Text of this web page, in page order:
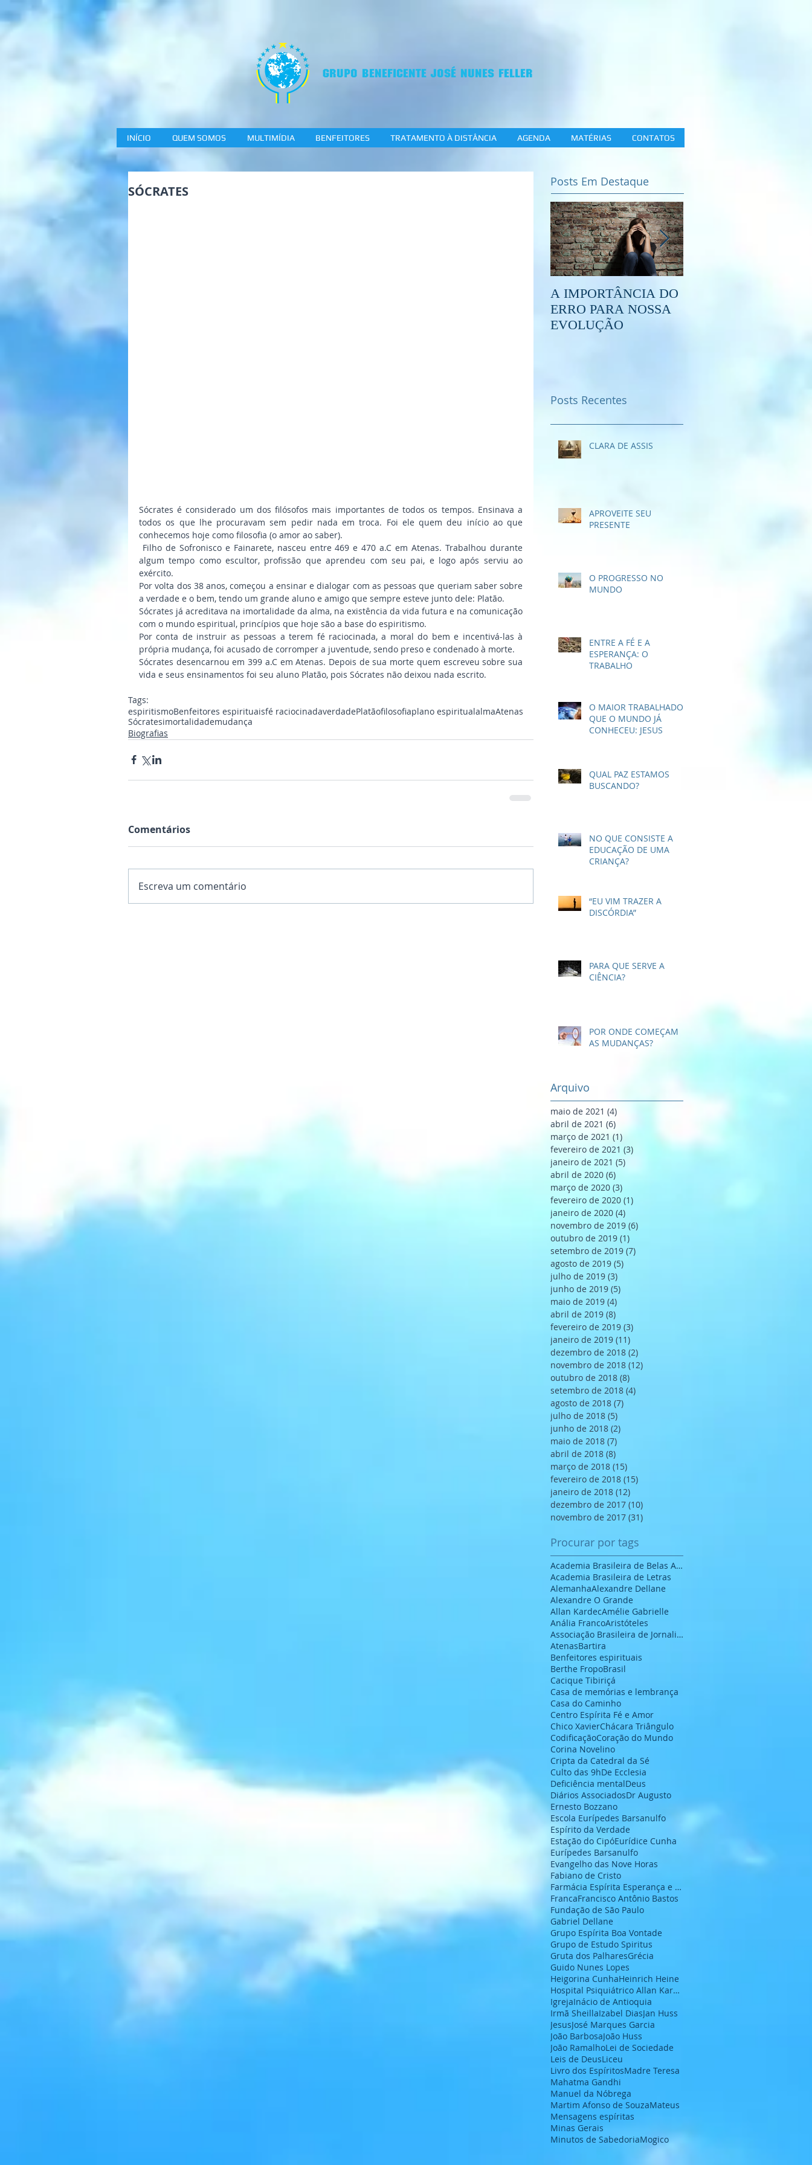
GRUPO BENEFICENTE JOSÉ NUNES FELLER
INÍCIO QUEM SOMOS MULTIMÍDIA BENFEITORES TRATAMENTO À DISTÂNCIA AGENDA MATÉRIAS CONTATOS
SÓCRATES
Sócrates é considerado um dos filósofos mais importantes de todos os tempos. Ensinava a
todos os que lhe procuravam sem pedir nada em troca. Foi ele quem deu início ao que
conhecemos hoje como filosofia (o amor ao saber).
algum tempo como escultor, profissão que aprendeu com seu pai, e logo após serviu ao
exército.
Por volta dos 38 anos, começou a ensinar e dialogar com as pessoas que queriam saber sobre
a verdade e o bem, tendo um grande aluno e amigo que sempre esteve junto dele: Platão.
Sócrates já acreditava na imortalidade da alma, na existência da vida futura e na comunicação
com o mundo espiritual, princípios que hoje são a base do espiritismo.
Por conta de instruir as pessoas a terem fé raciocinada, a moral do bem e incentivá-las à
própria mudança, foi acusado de corromper a juventude, sendo preso e condenado à morte.
Sócrates desencarnou em 399 a.C em Atenas. Depois de sua morte quem escreveu sobre sua
vida e seus ensinamentos foi seu aluno Platão, pois Sócrates não deixou nada escrito.
Tags:
espiritismoBenfeitores espirituaisfé raciocinadaverdadePlatãofilosofiaplano espiritualalmaAtenas
Sócratesimortalidademudança
Biografias
Comentários
Escreva um comentário
Posts Em Destaque
A IMPORTÂNCIA DO
ERRO PARA NOSSA
EVOLUÇÃO
Posts Recentes
CLARA DE ASSIS
APROVEITE SEU
PRESENTE
O PROGRESSO NO
MUNDO
ENTRE A FÉ E A
ESPERANÇA: O
TRABALHO
O MAIOR TRABALHADOR
QUE O MUNDO JÁ
CONHECEU: JESUS
QUAL PAZ ESTAMOS
BUSCANDO?
NO QUE CONSISTE A
EDUCAÇÃO DE UMA
CRIANÇA?
“EU VIM TRAZER A
DISCÓRDIA”
PARA QUE SERVE A
CIÊNCIA?
POR ONDE COMEÇAM
AS MUDANÇAS?
Arquivo
maio de 2021 (4)
abril de 2021 (6)
março de 2021 (1)
fevereiro de 2021 (3)
janeiro de 2021 (5)
abril de 2020 (6)
março de 2020 (3)
fevereiro de 2020 (1)
janeiro de 2020 (4)
novembro de 2019 (6)
outubro de 2019 (1)
setembro de 2019 (7)
agosto de 2019 (5)
julho de 2019 (3)
junho de 2019 (5)
maio de 2019 (4)
abril de 2019 (8)
fevereiro de 2019 (3)
janeiro de 2019 (11)
dezembro de 2018 (2)
novembro de 2018 (12)
outubro de 2018 (8)
setembro de 2018 (4)
agosto de 2018 (7)
julho de 2018 (5)
junho de 2018 (2)
maio de 2018 (7)
abril de 2018 (8)
março de 2018 (15)
fevereiro de 2018 (15)
janeiro de 2018 (12)
dezembro de 2017 (10)
novembro de 2017 (31)
Procurar por tags
Academia Brasileira de Belas Artes
Academia Brasileira de Letras
AlemanhaAlexandre Dellane
Alexandre O Grande
Allan KardecAmélie Gabrielle
Anália FrancoAristóteles
Associação Brasileira de Jornalistas e Escritores
AtenasBartira
Benfeitores espirituais
Berthe FropoBrasil
Cacique Tibiriçá
Casa de memórias e lembrança
Casa do Caminho
Centro Espírita Fé e Amor
Chico XavierChácara Triângulo
CodificaçãoCoração do Mundo
Corina Novelino
Cripta da Catedral da Sé
Culto das 9hDe Ecclesia
Deficiência mentalDeus
Diários AssociadosDr Augusto
Ernesto Bozzano
Escola Eurípedes Barsanulfo
Espírito da Verdade
Estação do CipóEurídice Cunha
Eurípedes Barsanulfo
Evangelho das Nove Horas
Fabiano de Cristo
Farmácia Espírita Esperança e Caridade
FrancaFrancisco Antônio Bastos
Fundação de São Paulo
Gabriel Dellane
Grupo Espírita Boa Vontade
Grupo de Estudo Spiritus
Gruta dos PalharesGrécia
Guido Nunes Lopes
Heigorina CunhaHeinrich Heine
Hospital Psiquiátrico Allan Kardec
IgrejaInácio de Antioquia
Irmã SheillaIzabel DiasJan Huss
JesusJosé Marques Garcia
João BarbosaJoão Huss
João RamalhoLei de Sociedade
Leis de DeusLiceu
Livro dos EspíritosMadre Teresa
Mahatma Gandhi
Manuel da Nóbrega
Martim Afonso de SouzaMateus
Mensagens espíritas
Minas Gerais
Minutos de SabedoriaMogico